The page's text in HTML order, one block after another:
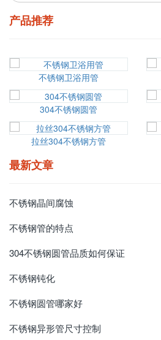
产品推荐
不锈钢卫浴用管
304不锈钢圆管
拉丝304不锈钢方管
最新文章
不锈钢晶间腐蚀
不锈钢管的特点
304不锈钢圆管品质如何保证
不锈钢钝化
不锈钢圆管哪家好
不锈钢异形管尺寸控制